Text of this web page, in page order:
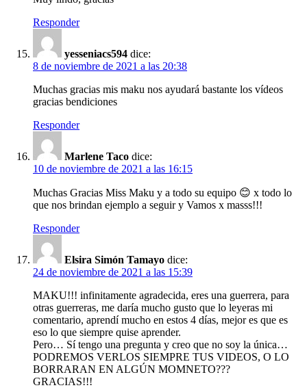
Responder
yesseniacs594 dice:
8 de noviembre de 2021 a las 20:38
Muchas gracias mis maku nos ayudará bastante los vídeos
gracias bendiciones
Responder
Marlene Taco dice:
10 de noviembre de 2021 a las 16:15
Muchas Gracias Miss Maku y a todo su equipo 😊 x todo lo
que nos brindan ejemplo a seguir y Vamos x masss!!!
Responder
Elsira Simón Tamayo dice:
24 de noviembre de 2021 a las 15:39
MAKU!!! infinitamente agradecida, eres una guerrera, para
otras guerreras, me daría mucho gusto que lo leyeras mi
comentario, aprendí mucho en estos 4 días, mejor es que es
eso lo que siempre quise aprender.
Pero… Sí tengo una pregunta y creo que no soy la única…
PODREMOS VERLOS SIEMPRE TUS VIDEOS, O LO
BORRARAN EN ALGÚN MOMNETO???
GRACIAS!!!